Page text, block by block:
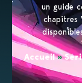
un guide
chapitres
Accueil»